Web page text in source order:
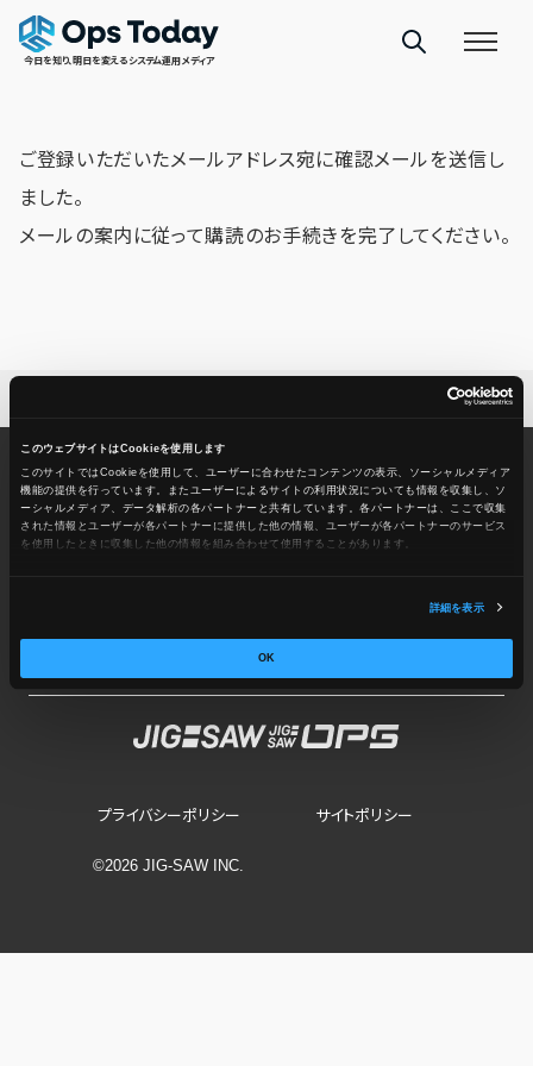
このウェブサイトはCookieを使用します
このサイトではCookieを使用して、ユーザーに合わせたコンテンツの表示、ソーシャルメディア
機能の提供を行っています。またユーザーによるサイトの利用状況についても情報を収集し、ソ
ーシャルメディア、データ解析の各パートナーと共有しています。各パートナーは、ここで収集
された情報とユーザーが各パートナーに提供した他の情報、ユーザーが各パートナーのサービス
を使用したときに収集した他の情報を組み合わせて使用​​することがあります。
詳細を表示
OK
今日を知り、明日を変えるシステム運用メディア
ご登録ありがとうございます
ご登録いただいたメールアドレス宛に確認メールを送信し
ました。
メールの案内に従って購読のお手続きを完了してください。
ノウハウニュースコラム特集
プライバシーポリシー サイトポリシー
©2026 JIG-SAW INC.